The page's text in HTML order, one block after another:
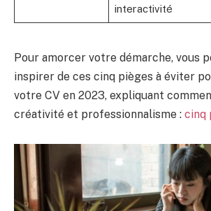
interactivité
Pour amorcer votre démarche, vous
inspirer de ces cinq pièges à éviter
votre CV en 2023, expliquant
créativité et professionnalisme : cinq